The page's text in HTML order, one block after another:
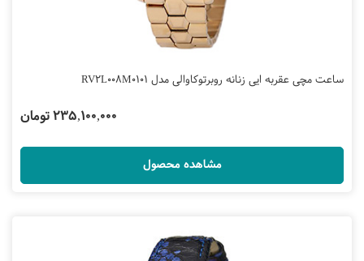
ساعت مچی عقربه ایی زنانه روبرتوکاوالی مدل RV2L008M0101
235,100,000 تومان
مشاهده محصول